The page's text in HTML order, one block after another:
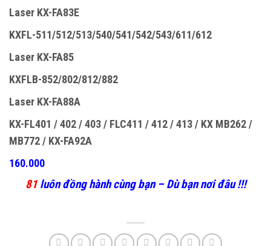
Laser KX-FA83E
KXFL-511/512/513/540/541/542/543/611/612
Laser KX-FA85
KXFLB-852/802/812/882
Laser KX-FA88A
KX-FL401 / 402 / 403 / FLC411 / 412 / 413 / KX MB262 /
MB772 / KX-FA92A
160.000
81luôn đồng hành cùng bạn – Dù bạn nơi đâu !!!